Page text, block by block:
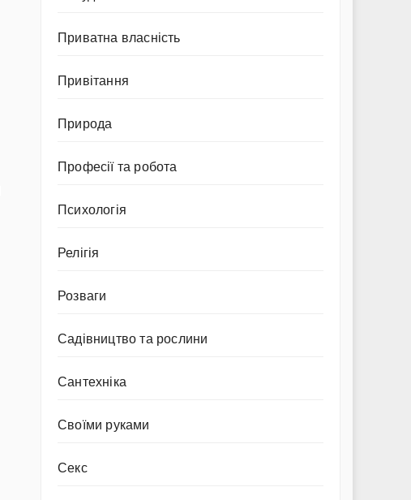
Приватна власність
Привітання
Природа
Професії та робота
Психологія
Релігія
Розваги
Садівництво та рослини
Сантехніка
Своїми руками
Секс